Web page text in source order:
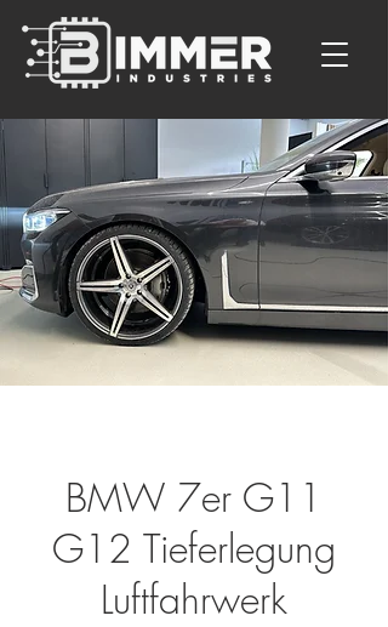
BMW 7er G11
G12 Tieferlegung
Luftfahrwerk